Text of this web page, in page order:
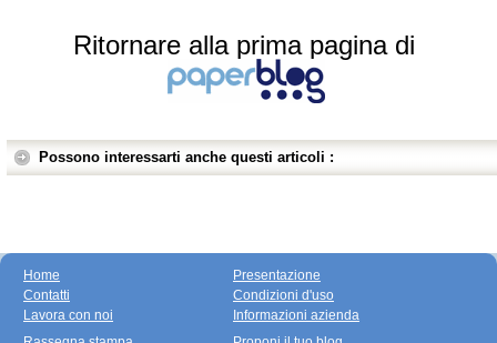
Ritornare alla prima pagina di
Possono interessarti anche questi articoli :
Home
Contatti
Lavora con noi
Presentazione
Condizioni d'uso
Informazioni azienda